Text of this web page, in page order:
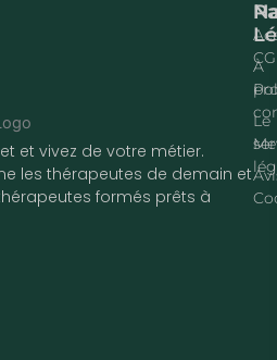
et vivez de votre métier.
les thérapeutes de demain et
formés prêts à
À
Le